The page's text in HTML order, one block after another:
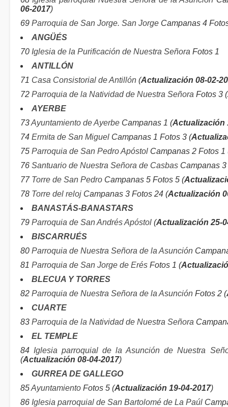
06-2017)
69 Parroquia de San Jorge. San Jorge Campanas 4
ANGÜÉS
70 Iglesia de la Purificación de Nuestra Señora Fotos 1
ANTILLÓN
71 Casa Consistorial de Antillón (Actualización 08-02-
72 Parroquia de la Natividad de Nuestra Señora Fotos 3 (
AYERBE
73Ayuntamiento de Ayerbe Campanas 1 (Actualización
74 Ermita de San Miguel Campanas 1 Fotos 3 (
75 Parroquia de San Pedro Apóstol Campanas 2 Fotos 1
76 Santuario de Nuestra Señora de Casbas Campanas 3
77 Torre de San Pedro Campanas 5 Fotos 5 (
78 Torre del reloj Campanas 3 Fotos 24 (Actualización
BANASTÁS-BANASTARS
79 Parroquia de San Andrés Apóstol (Actualización 25-
BISCARRUÉS
80 Parroquia de Nuestra Señora de la Asunción
81 Parroquia de San Jorge de Erés Fotos 1 (
BLECUA Y TORRES
82 Parroquia de Nuestra Señora de la Asunción Fotos 2 (
CUARTE
83 Parroquia de la Natividad de Nuestra Señora
EL TEMPLE
84 Iglesia parroquial de la Asunción de Nuestra
(Actualización 08-04-2017)
GURREA DE GALLEGO
85Ayuntamiento Fotos 5 (Actualización 19-04-2017)
86 Iglesia parroquial de San Bartolomé de La Paúl